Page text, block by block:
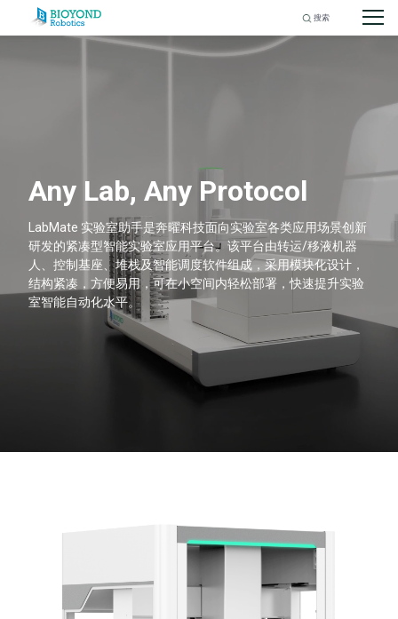
Search
Any Lab, Any Protocol
LabMate 实验室助手是奔曜科技面向实验室各类应用场景创新
研发的紧凑型智能实验室应用平台。该平台由转运/移液机器
人、控制基座、堆栈及智能调度软件组成，采用模块化设计，
结构紧凑，方便易用，可在小空间内轻松部署，快速提升实验
室智能自动化水平。